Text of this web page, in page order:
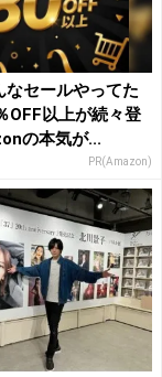
なセールやってた
OFF以上が続々登
の本気が...
PR(Amazon)